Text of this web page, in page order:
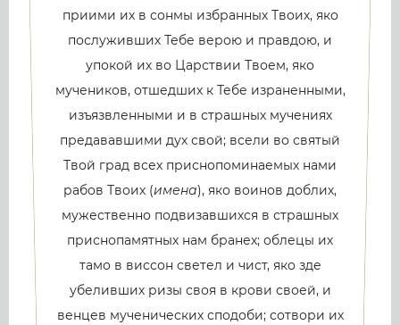
приими их в сонмы избранных Твоих, яко
послуживших Тебе верою и правдою, и
упокой их во Царствии Твоем, яко
мучеников, отшедших к Тебе израненными,
изъязвленными и в страшных мучениях
предававшими дух свой; всели во святый
Твой град всех приснопоминаемых нами
рабов Твоих (имена), яко воинов доблих,
мужественно подвизавшихся в страшных
приснопамятных нам бранех; облецы их
тамо в виссон светел и чист, яко зде
убеливших ризы своя в крови своей, и
венцев мученических сподоби; сотвори их